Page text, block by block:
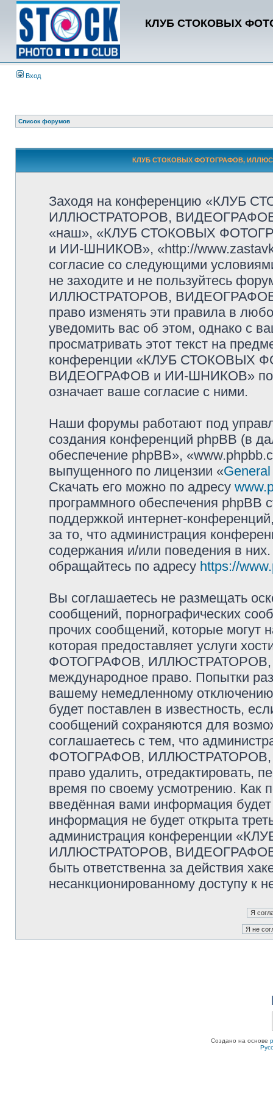
КЛУБ СТОКОВЫХ
Вход
Список форумов
КЛУБ СТОКОВЫХ ФОТОГРАФОВ,
Заходя на конференцию «КЛУБ
ИЛЛЮСТРАТОРОВ,
«наш», «КЛУБ СТОКОВЫХ
и ИИ-ШНИКОВ», «http://
согласие со следующими
не заходите и не пользуйтесь
ИЛЛЮСТРАТОРОВ, ВИДЕОГРАФОВ
право изменять эти правила в
уведомить вас об этом, однако с
просматривать этот текст на
конференции «КЛУБ
ВИДЕОГРАФОВ и ИИ-ШНИКОВ»
означает ваше согласие с ними.
Наши форумы работают под
создания конференций phpBB (в
обеспечение phpBB»,
выпущенного по лицензии «
Скачать его можно по адресу
программного обеспечения phpBB
поддержкой интернет-
за то, что администрация
содержания и/или поведения в
обращайтесь по адресу https://
Вы соглашаетесь не размещать
сообщений, порнографических
прочих сообщений, которые могут
которая предоставляет услуги
ФОТОГРАФОВ,
международное право. Попытки
вашему немедленному
будет поставлен в известность,
сообщений сохраняются для
соглашаетесь с тем, что
ФОТОГРАФОВ,
право удалить, отредактировать,
время по своему усмотрению. Как
введённая вами информация
информация не будет открыта
администрация конференции
ИЛЛЮСТРАТОРОВ, ВИДЕОГРАФОВ
быть ответственна за действия
несанкционированному доступу к
Создано на основе